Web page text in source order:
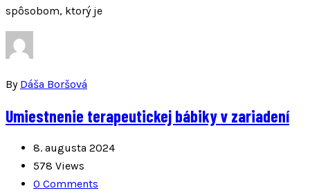
spôsobom, ktorý je
By Dáša Boršová
Umiestnenie terapeutickej bábiky v zariadení
8. augusta 2024
578 Views
0 Comments